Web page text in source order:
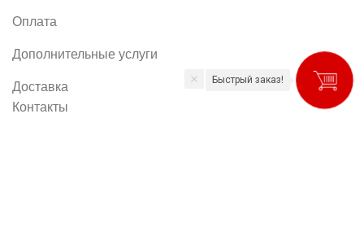
Оплата
Дополнительные услуги
Доставка
Контакты
Быстрый заказ!